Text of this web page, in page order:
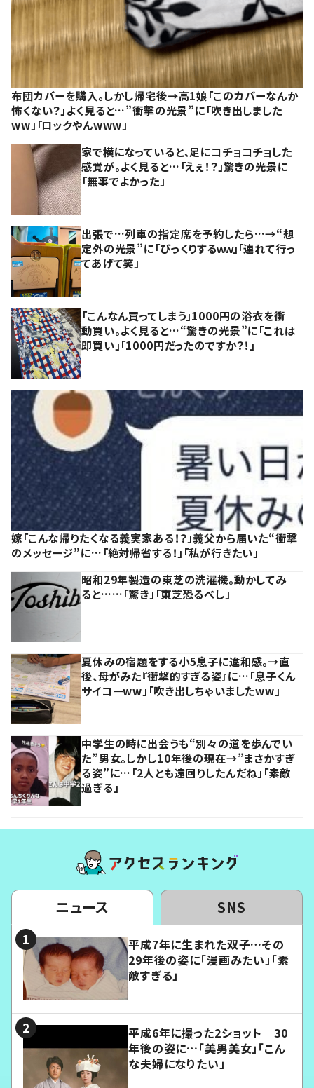
布団カバーを購入。しかし帰宅後→高1娘「このカバーなんか
怖くない？」よく見ると…”衝撃の光景”に「吹き出しました
ww」「ロックやんwww」
家で横になっていると、足にコチョコチョした
感覚が。よく見ると…「えぇ！？」驚きの光景に
「無事でよかった」
出張で…列車の指定席を予約したら…→“想
定外の光景”に「びっくりするｗｗ」「連れて行っ
てあげて笑」
「こんなん買ってしまう」1000円の浴衣を衝
動買い。よく見ると…“驚きの光景”に「これは
即買い」「1000円だったのですか？！」
嫁「こんな帰りたくなる義実家ある！？」義父から届いた“衝撃
のメッセージ”に…「絶対帰省する！」「私が行きたい」
昭和29年製造の東芝の洗濯機。動かしてみ
ると……「驚き」「東芝恐るべし」
夏休みの宿題をする小5息子に違和感。→直
後、母がみた『衝撃的すぎる姿』に…「息子くん
サイコーww」「吹き出しちゃいましたww」
中学生の時に出会うも“別々の道を歩んでい
た”男女。しかし10年後の現在→”まさかすぎ
る姿”に…「2人とも遠回りしたんだね」「素敵
過ぎる」
ニュース SNS
平成7年に生まれた双子…その
29年後の姿に「漫画みたい」「素
敵すぎる」
平成6年に撮った2ショット 30
年後の姿に…「美男美女」「こん
な夫婦になりたい」